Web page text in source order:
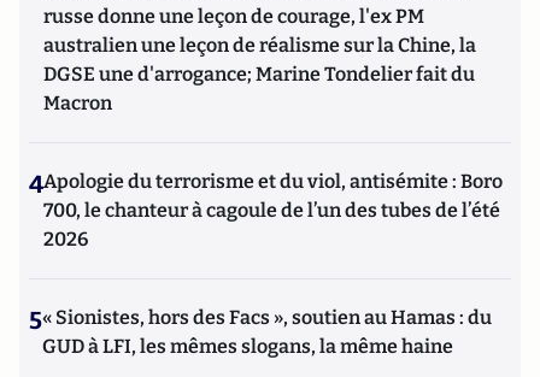
russe donne une leçon de courage, l'ex PM
australien une leçon de réalisme sur la Chine, la
DGSE une d'arrogance; Marine Tondelier fait du
Macron
4Apologie du terrorisme et du viol, antisémite : Boro
700, le chanteur à cagoule de l’un des tubes de l’été
2026
5« Sionistes, hors des Facs », soutien au Hamas : du
GUD à LFI, les mêmes slogans, la même haine